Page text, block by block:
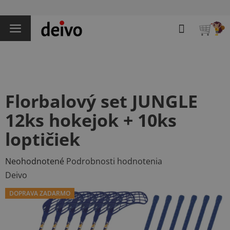
na
obsah
Hľadať
Florbalový set JUNGLE
12ks hokejok + 10ks
loptičiek
Priemerné
hodnotenie
produktu
je
Neohodnotené Podrobnosti hodnotenia
Deivo
DOPRAVA ZADARMO